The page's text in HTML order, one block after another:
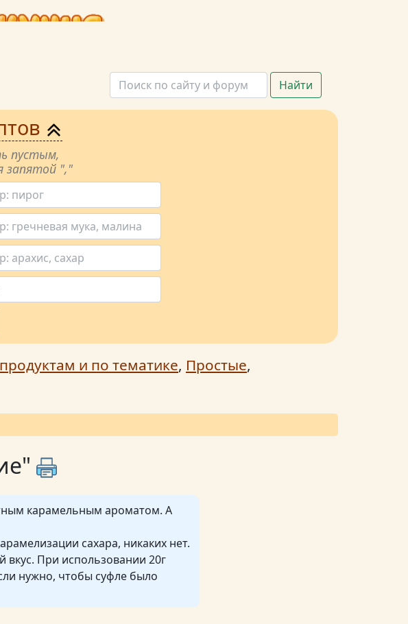
Найти
пустым,
запятой ","
и по тематике, Простые,
карамельным ароматом. А
сахара, никаких нет.
вкус. При использовании 20г
нужно, чтобы суфле было